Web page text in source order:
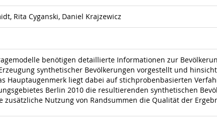
Rita Cyganski, Daniel Krajzewicz
benötigen detaillierte Informationen zur
synthetischer Bevölkerungen vorgestellt und
Hauptaugenmerk liegt dabei auf stichprobenbasierten
Berlin 2010 die resultierenden synthetischen
zusätzliche Nutzung von Randsummen die Qualität der